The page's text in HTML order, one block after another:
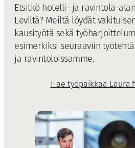
Etsitkö hotelli- ja ravintola-
Leviltä? Meiltä löydät
kausityötä sekä
esimerkiksi seuraaviin
ja ravintoloissamme.
Hae työpaikkaa